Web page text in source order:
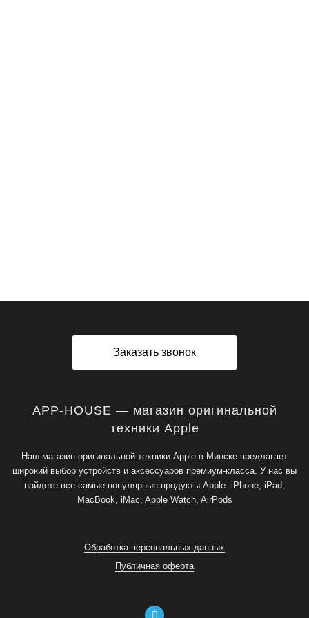
Заказать звонок
APP-HOUSE — магазин оригинальной
техники Apple
Наш магазин оригинальной техники Apple в Минске предлагает
широкий выбор устройств и аксессуаров премиум-класса. У нас вы
найдете все самые популярные продукты Apple: iPhone, iPad,
MacBook, iMac, Apple Watch, AirPods
Обработка персональных данных
Публичная оферта